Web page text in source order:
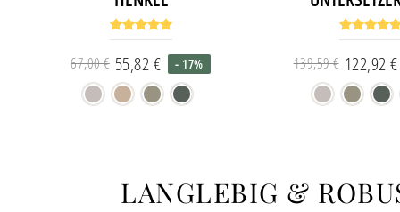
Normaler
Preis
67,00 € Sonderpreis
55,82 € - 17%
Preis
139,59 € 122,92 €
LANGLEBIG &